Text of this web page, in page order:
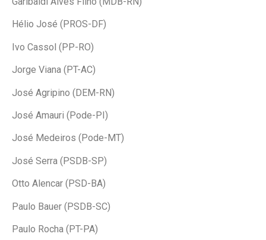
Hélio José (PROS-DF)
Ivo Cassol (PP-RO)
Jorge Viana (PT-AC)
José Agripino (DEM-RN)
José Amauri (Pode-PI)
José Medeiros (Pode-MT)
José Serra (PSDB-SP)
Otto Alencar (PSD-BA)
Paulo Bauer (PSDB-SC)
Paulo Rocha (PT-PA)